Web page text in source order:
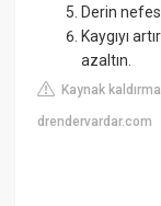
Derin nefes
Kaygıyı
azaltın.
Kaynak
drendervardar.com